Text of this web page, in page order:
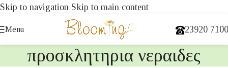
Skip to navigation Skip to main content
Menu 23920
προσκλητηρια νεραιδες